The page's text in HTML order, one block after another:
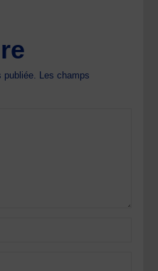
Les champs